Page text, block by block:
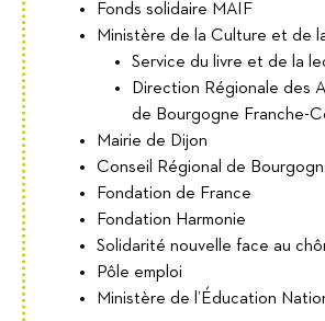
Fonds solidaire MAIF
Ministère de la Culture et de
Service du livre et de la
Direction Régionale des
de Bourgogne Franche-
Mairie de Dijon
Conseil Régional de
Fondation de France
Fondation Harmonie
Solidarité nouvelle face au
Pôle emploi
Ministère de l’Éducation